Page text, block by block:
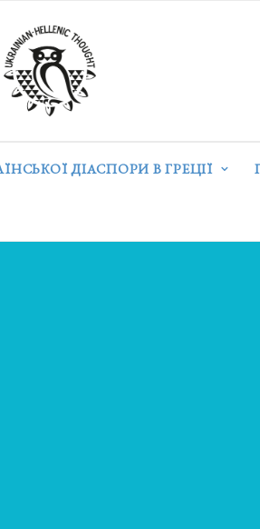
ДІАСПОРИ В ГРЕЦІЇ